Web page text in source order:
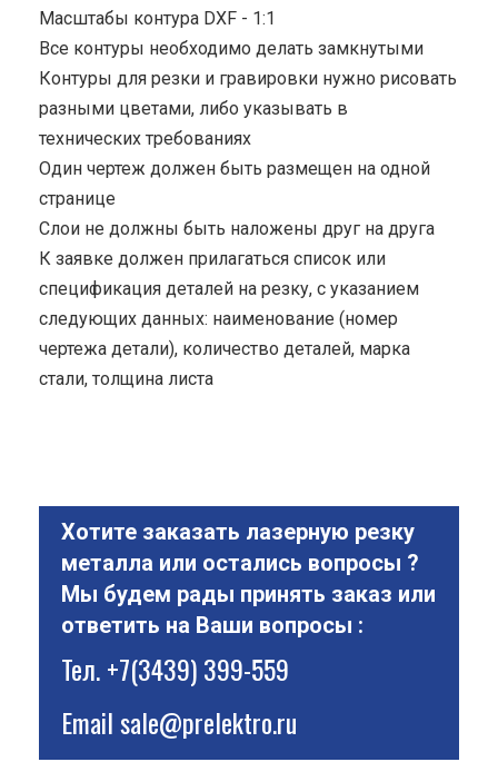
Масштабы контура DXF - 1:1
Все контуры необходимо делать замкнутыми
Контуры для резки и гравировки нужно рисовать
разными цветами, либо указывать в
технических требованиях
Один чертеж должен быть размещен на одной
странице
Cлои не должны быть наложены друг на друга
К заявке должен прилагаться список или
спецификация деталей на резку, с указанием
следующих данных: наименование (номер
чертежа детали), количество деталей, марка
стали, толщина листа
Хотите заказать лазерную резку
металла или остались вопросы ?
Мы будем рады принять заказ или
ответить на Ваши вопросы :
Тел.+7(3439) 399-559
Emailsale@prelektro.ru